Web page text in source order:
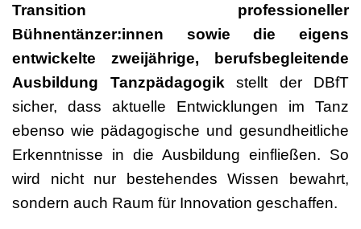
Transition professioneller
Bühnentänzer:innen sowie die eigens
entwickelte zweijährige, berufsbegleitende
Ausbildung Tanzpädagogik stellt der DBfT
sicher, dass aktuelle Entwicklungen im Tanz
ebenso wie pädagogische und gesundheitliche
Erkenntnisse in die Ausbildung einfließen. So
wird nicht nur bestehendes Wissen bewahrt,
sondern auch Raum für Innovation geschaffen.